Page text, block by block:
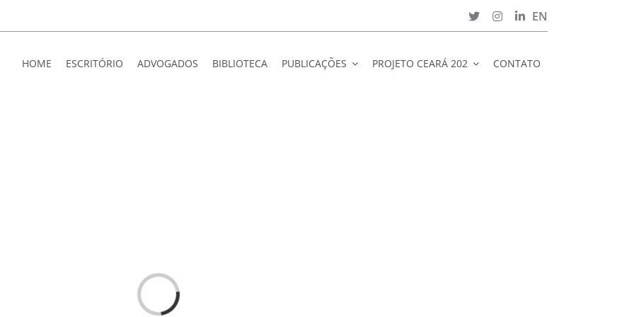
EN
HOME ESCRITÓRIO ADVOGADOS BIBLIOTECA PUBLICAÇÕES PROJETO CEARÁ 202 CONTATO
Loading...